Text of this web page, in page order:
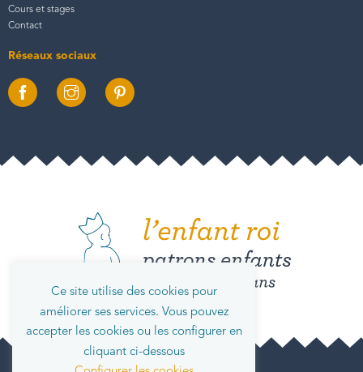
Cours et stages
Contact
Réseaux sociaux
Ce site utilise des cookies pour
améliorer ses services. Vous pouvez
accepter les cookies ou les configurer en
cliquant ci-dessous